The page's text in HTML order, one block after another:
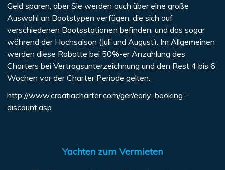
Geld sparen, aber Sie werden auch über eine große
Auswahl an Bootstypen verfügen, die sich auf
verschiedenen Bootsstationen befinden, und das sogar
während der Hochsaison (Juli und August). Im Allgemeinen
werden diese Rabatte bei 50%-er Anzahlung des
Charters bei Vertragsunterzeichnung und den Rest 4 bis 6
Wochen vor der Charter Periode gelten.
http://www.croatiacharter.com/ger/early-booking-
discount.asp
Yachten zum Vermieten